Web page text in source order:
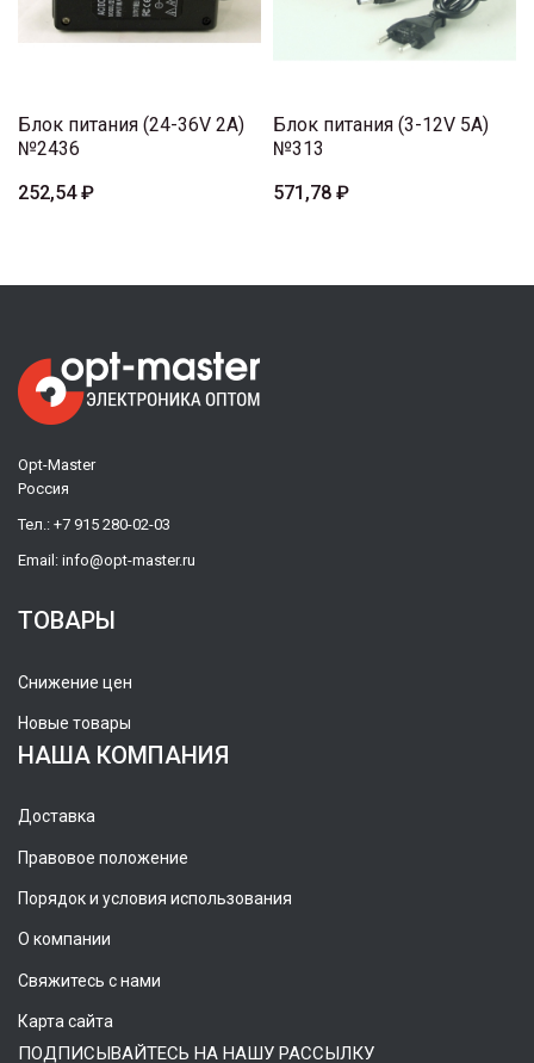
Блок питания (24-36V 2A)
№2436
252,54 ₽
Блок питания (3-12V 5A)
№313
571,78 ₽
Opt-Master
Россия
Тел.: +7 915 280-02-03
Email: info@opt-master.ru
ТОВАРЫ
Снижение цен
Новые товары
НАША КОМПАНИЯ
Доставка
Правовое положение
Порядок и условия использования
О компании
Свяжитесь с нами
Карта сайта
ПОДПИСЫВАЙТЕСЬ НА НАШУ РАССЫЛКУ